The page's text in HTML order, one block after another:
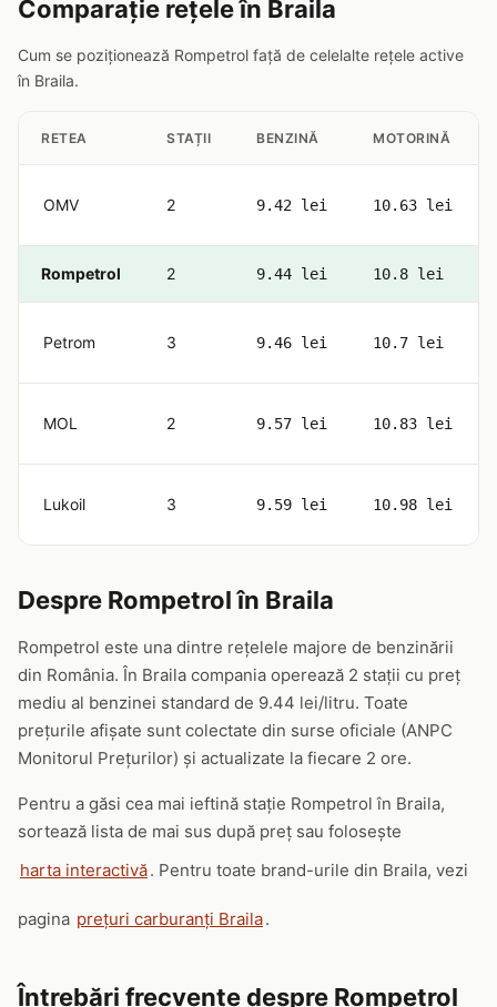
Comparație rețele în Braila
Cum se poziționează Rompetrol față de celelalte rețele active
în Braila.
RETEA STAȚII BENZINĂ MOTORINĂ
OMV 2 9.42 lei 10.63 lei
Rompetrol 2 9.44 lei 10.8 lei
Petrom 3 9.46 lei 10.7 lei
MOL 2 9.57 lei 10.83 lei
Lukoil 3 9.59 lei 10.98 lei
Despre Rompetrol în Braila
Rompetrol este una dintre rețelele majore de benzinării
din România. În Braila compania operează 2 stații cu preț
mediu al benzinei standard de 9.44 lei/litru. Toate
prețurile afișate sunt colectate din surse oficiale (ANPC
Monitorul Prețurilor) și actualizate la fiecare 2 ore.
Pentru a găsi cea mai ieftină stație Rompetrol în Braila,
sortează lista de mai sus după preț sau folosește
harta interactivă. Pentru toate brand-urile din Braila, vezi
pagina prețuri carburanți Braila.
Întrebări frecvente despre Rompetrol